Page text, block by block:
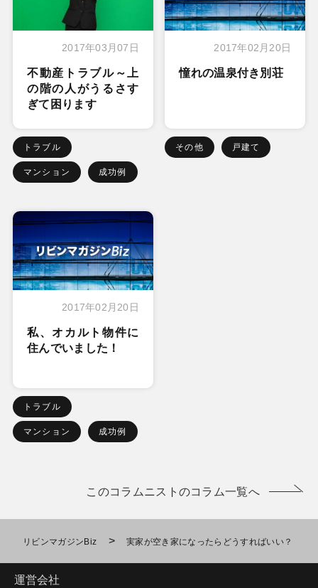
2017年03月07日
不動産トラブル～上
の階の人がうるさす
ぎて困ります
トラブル
マンション 成功例
2017年02月20日
憧れの温泉付き別荘
その他 戸建て
2017年02月20日
私、オカルト物件に
住んでいました！
トラブル
マンション 成功例
このコラムニストのコラム一覧へ
リビンマガジンBiz > 実家が空き家になったらどうすればいい？
運営会社